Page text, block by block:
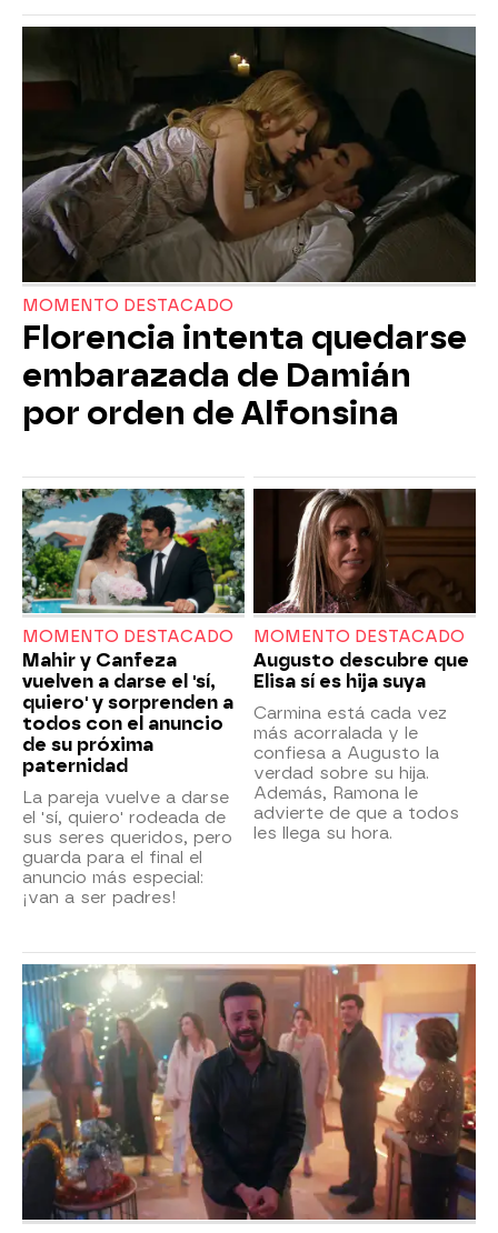
MOMENTO DESTACADO
Florencia intenta quedarse
embarazada de Damián
por orden de Alfonsina
MOMENTO DESTACADO
Mahir y Canfeza
vuelven a darse el 'sí,
quiero' y sorprenden a
todos con el anuncio
de su próxima
paternidad
La pareja vuelve a darse
el 'sí, quiero' rodeada de
sus seres queridos, pero
guarda para el final el
anuncio más especial:
¡van a ser padres!
MOMENTO DESTACADO
Augusto descubre que
Elisa sí es hija suya
Carmina está cada vez
más acorralada y le
confiesa a Augusto la
verdad sobre su hija.
Además, Ramona le
advierte de que a todos
les llega su hora.